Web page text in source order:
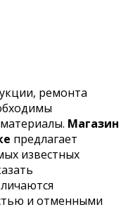
ремонта
Магазин
предлагает
известных
и отменными